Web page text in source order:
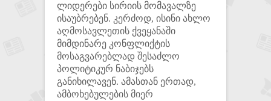
ლიდერები სირიის მომავალზე
ისაუბრებენ. კერძოდ, ისინი ახლო
აღმოსავლეთის ქვეყანაში
მიმდინარე კონფლიქტის
მოსაგვარებლად შესაძლო
პოლიტიკურ ნაბიჯებს
განიხილავენ. ამასთან ერთად,
ამბოხებულების მიერ